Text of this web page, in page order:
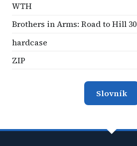
WTH
Brothers in Arms: Road to Hill 30
hardcase
ZIP
Slovník